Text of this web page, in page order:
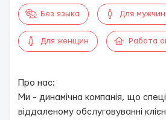
Без языка Для мужчин
Для женщин Работа
Про нас:
Ми - динамічна компанія, що
віддаленому обслуговуванні